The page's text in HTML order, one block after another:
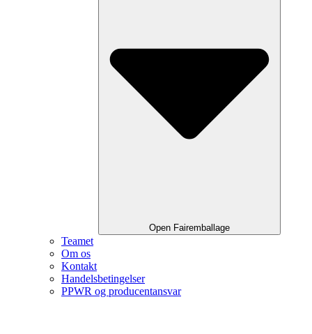
Open Fairemballage
Teamet
Om os
Kontakt
Handelsbetingelser
PPWR og producentansvar